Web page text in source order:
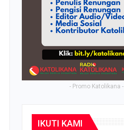
- Promo Katolikana -
IKUTI KAMI